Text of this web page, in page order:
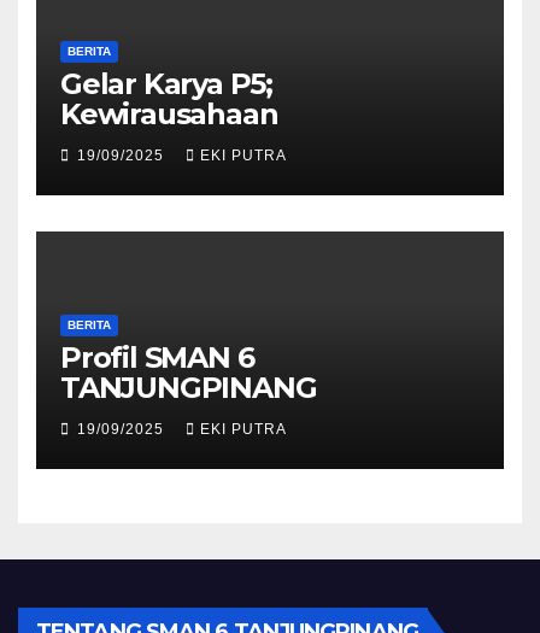
BERITA
Gelar Karya P5;
Kewirausahaan
19/09/2025 EKI PUTRA
BERITA
Profil SMAN 6
TANJUNGPINANG
19/09/2025 EKI PUTRA